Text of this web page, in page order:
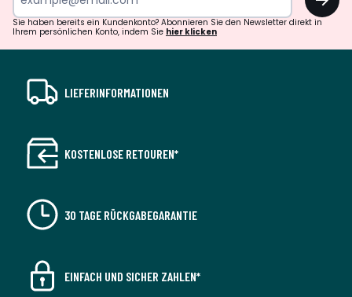
Sie haben bereits ein Kundenkonto? Abonnieren Sie den Newsletter direkt in
Ihrem persönlichen Konto, indem Sie hier klicken
LIEFERINFORMATIONEN
KOSTENLOSE RETOUREN*
30 TAGE RÜCKGABEGARANTIE
EINFACH UND SICHER ZAHLEN*